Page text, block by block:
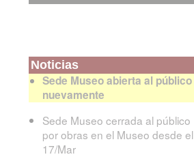
Noticias
Sede Museo abierta al público
nuevamente
Sede Museo cerrada al público
por obras en el Museo desde el
17/Mar